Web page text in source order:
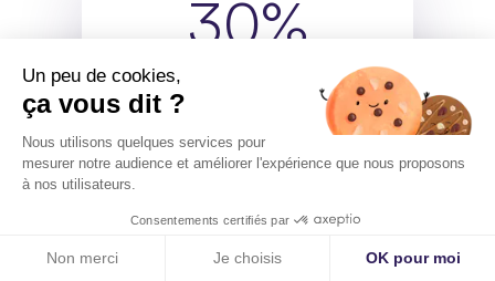
30%
Pourcentage d’économie
d’énergie possible grâce à une
isolation efficace de votre
toit par l’intérieur
Un peu de cookies,
ça vous dit ?
Nous utilisons quelques services pour
mesurer notre audience et améliorer l'expérience que nous proposons
à nos utilisateurs.
Consentements certifiés par
Non merci Je choisis OK pour moi